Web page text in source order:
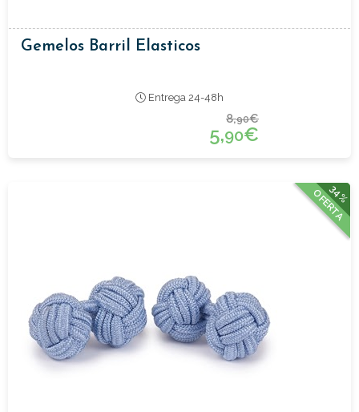
Gemelos Barril Elasticos
Entrega 24-48h
8,90€
5,90€
34%
OFERTA